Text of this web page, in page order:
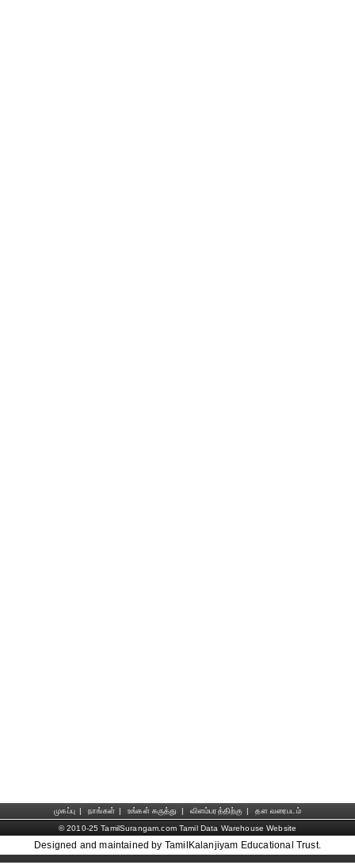
முகப்பு | நாங்கள் | உங்கள் கருத்து | விளம்பரத்திற்கு |
தள வரைபடம்
© 2010-25 TamilSurangam.com Tamil Data Warehouse Website
Designed and maintained by TamilKalanjiyam Educational Trust.